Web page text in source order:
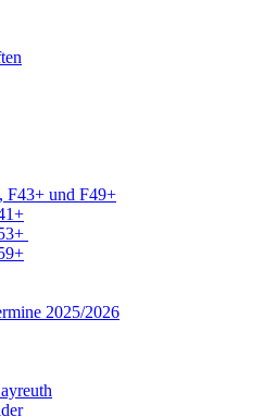
F43+ und F49+
2025/2026